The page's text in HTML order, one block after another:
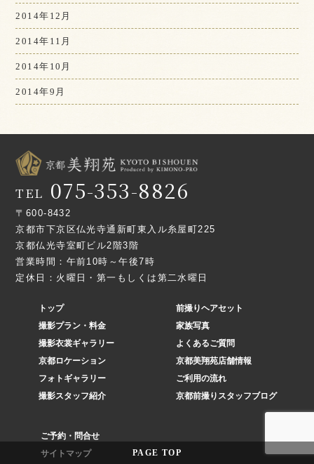
PAGE TOP
2014年12月
2014年11月
2014年10月
2014年9月
TEL 075-353-8826
〒600-8432
京都市下京区仏光寺通新町東入ル糸屋町225
京都仏光寺室町ビル2階3階
営業時間：午前10時～午後7時
定休日：火曜日・第一もしくは第二水曜日
トップ
撮影プラン・料金
撮影衣裳ギャラリー
京都ロケーション
フォトギャラリー
撮影スタッフ紹介
前撮りヘアセット
家族写真
よくあるご質問
京都美翔苑店舗情報
ご利用の流れ
京都前撮りスタッフブログ
ご予約・問合せ
サイトマップ